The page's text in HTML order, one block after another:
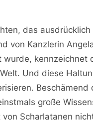
das
von Kanzlerin
wurde, kennzeichnet
Und diese
große
Scharlatanen